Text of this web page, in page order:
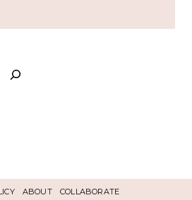
ABOUT COLLABORATE